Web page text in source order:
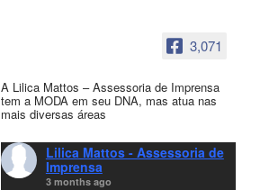
3,071
A Lilica Mattos – Assessoria de Imprensa
tem a MODA em seu DNA, mas atua nas
mais diversas áreas
Lilica Mattos - Assessoria de
Imprensa
3 months ago